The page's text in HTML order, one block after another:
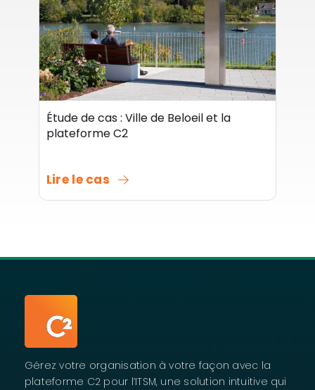
Étude de cas : Ville de Beloeil et la
plateforme C2
Lire le cas
Gérez votre organisation à votre façon avec la
plateforme C2 pour l’ITSM, une solution intuitive qui